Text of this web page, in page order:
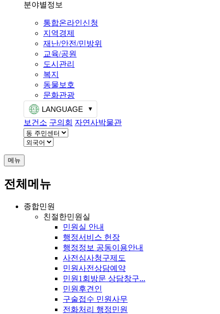
분야별정보
통합온라인신청
지역경제
재난/안전/민방위
교육/공원
도시관리
복지
동물보호
문화관광
LANGUAGE
보건소 구의회 자연사박물관
메뉴
전체메뉴
종합민원
친절한민원실
민원실 안내
행정서비스 헌장
행정정보 공동이용안내
사전심사청구제도
민원사전상담예약
민원1회방문 상담창구...
민원후견인
구술접수 민원사무
전화처리 행정민원